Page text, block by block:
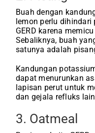
Buah dengan
lemon perlu dihindari
GERD karena
Sebaliknya, buah
satunya adalah
Kandungan
dapat menurunkan
lapisan perut untuk
dan gejala refluks
3. Oatmeal